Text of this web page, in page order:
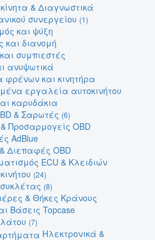
& Διαγνωστικά
συνεργείου (1)
και ψύξη
και διανομή
συμπιεστές
ανυψωτικά
φρένων και κινητήρα
εργαλεία αυτοκινήτου
καρυδάκια
& Σαρωτές (6)
Προσαρμογείς OBD
AdBlue
Διεπαφές OBD
ECU & Κλειδιών
(24)
(8)
& Θήκες Κράνους
Βάσεις Topcase
(7)
Ηλεκτρονικά &